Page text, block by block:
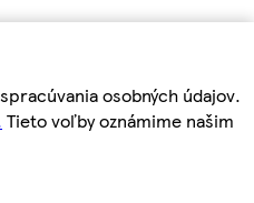
osobných údajov.
Tieto voľby oznámime našim